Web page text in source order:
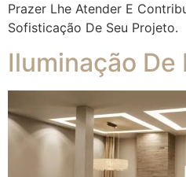
Prazer Lhe Atender E
Sofisticação De Seu Projeto.
Iluminação